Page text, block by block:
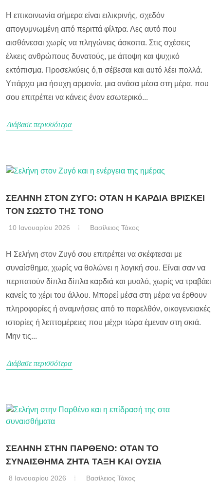
Η επικοινωνία σήμερα είναι ειλικρινής, σχεδόν
απογυμνωμένη από περιττά φίλτρα. Λες αυτό που
αισθάνεσαι χωρίς να πληγώνεις άσκοπα. Στις σχέσεις
έλκεις ανθρώπους δυνατούς, με άποψη και ψυχικό
εκτόπισμα. Προσελκύεις ό,τι σέβεσαι και αυτό λέει πολλά.
Υπάρχει μια ήσυχη αρμονία, μια ανάσα μέσα στη μέρα, που
σου επιτρέπει να κάνεις έναν εσωτερικό...
Διάβασε περισσότερα
ΣΕΛΗΝΗ ΣΤΟΝ ΖΥΓΟ: ΟΤΑΝ Η ΚΑΡΔΙΑ ΒΡΙΣΚΕΙ
ΤΟΝ ΣΩΣΤΟ ΤΗΣ ΤΟΝΟ
10 Ιανουαρίου 2026 Βασίλειος Τάκος
Η Σελήνη στον Ζυγό σου επιτρέπει να σκέφτεσαι με
συναίσθημα, χωρίς να θολώνει η λογική σου. Είναι σαν να
περπατούν δίπλα δίπλα καρδιά και μυαλό, χωρίς να τραβάει
κανείς το χέρι του άλλου. Μπορεί μέσα στη μέρα να έρθουν
πληροφορίες ή αναμνήσεις από το παρελθόν, οικογενειακές
ιστορίες ή λεπτομέρειες που μέχρι τώρα έμεναν στη σκιά.
Μην τις...
Διάβασε περισσότερα
ΣΕΛΗΝΗ ΣΤΗΝ ΠΑΡΘΕΝΟ: ΟΤΑΝ ΤΟ
ΣΥΝΑΙΣΘΗΜΑ ΖΗΤΑ ΤΑΞΗ ΚΑΙ ΟΥΣΙΑ
8 Ιανουαρίου 2026 Βασίλειος Τάκος